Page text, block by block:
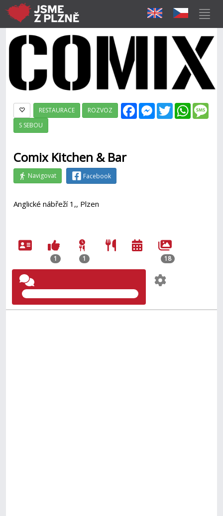
FacebookMessenger
Twitter
RESTAURACE
ROZVOZ
S SEBOU
Comix Kitchen & Bar
Navigovat Facebook
Anglické nábřeží 1,, Plzen
1 1 18